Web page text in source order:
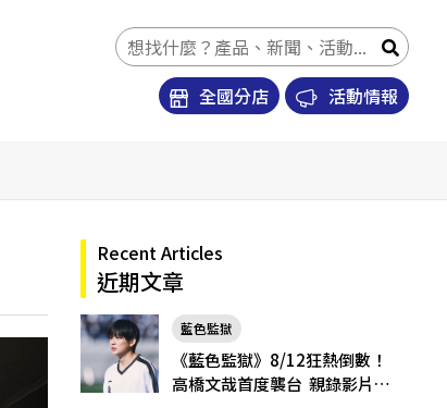
活動情報
全國分店
Recent Articles
近期文章
藍色監獄
《藍色監獄》8/12狂熱倒數！
高橋文哉首度襲台 親錄影片喊